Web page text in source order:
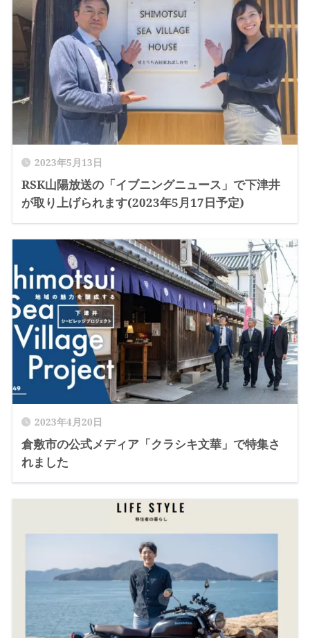
2023年5月13日
RSK山陽放送の「イブニングニュース」で下津井
が取り上げられます(2023年5月17日予定)
2023年4月20日
倉敷市の公式メディア「クラシキ文華」で特集さ
れました